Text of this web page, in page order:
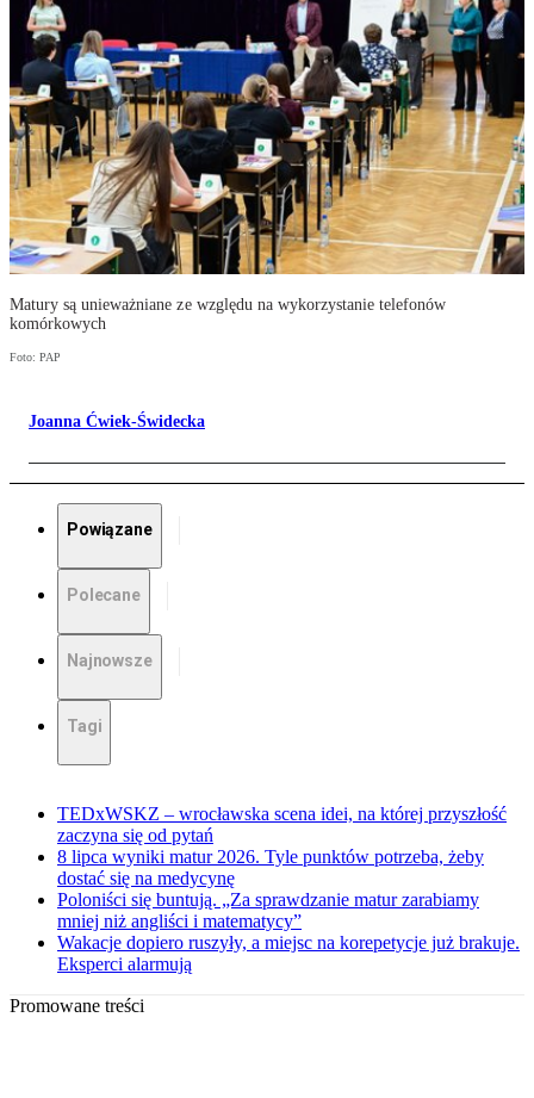
Matury są unieważniane ze względu na wykorzystanie telefonów
komórkowych
Foto: PAP
Joanna Ćwiek-Świdecka
Powiązane
Polecane
Najnowsze
Tagi
TEDxWSKZ – wrocławska scena idei, na której przyszłość
zaczyna się od pytań
8 lipca wyniki matur 2026. Tyle punktów potrzeba, żeby
dostać się na medycynę
Poloniści się buntują. „Za sprawdzanie matur zarabiamy
mniej niż angliści i matematycy”
Wakacje dopiero ruszyły, a miejsc na korepetycje już brakuje.
Eksperci alarmują
Promowane treści